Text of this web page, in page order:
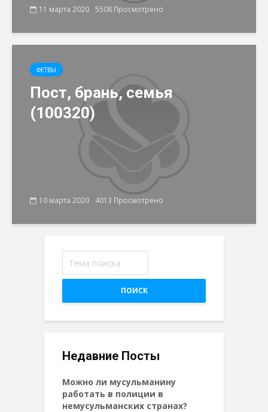
11 марта 2020 5508 Просмотрено
ФЕТВЫ
Пост, брань, семья
(100320)
10 марта 2020 4013 Просмотрено
ПОИСК
Недавние Посты
Можно ли мусульманину
работать в полиции в
немусульманских странах?